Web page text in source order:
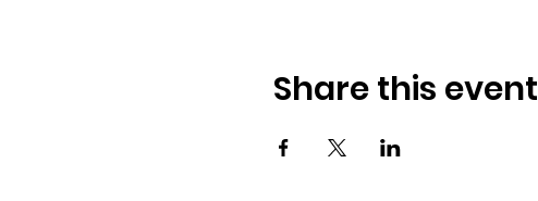
Share this event